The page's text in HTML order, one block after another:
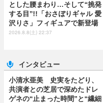
とした腰まわり…そして“挑発
する目”!!「おさぼりギャル 愛
沢りさ」フィギュアで新登場
2026.8.8(土) 22:37
インタビュー
小清水亜美 史実をたどり、
共演者との芝居で深めたドレ
ゲネの“止まった時間”と“繊細